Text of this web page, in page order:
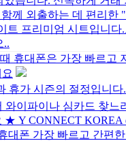
께 외출하는 데 편리한
트 프리미엄 시트입니
..
휴대폰은 가장 빠르고
휴가 시즌의 절정입니
와이파이나 심카드 찾
★ Y CONNECT KOREA
폰 가장 빠르고 간편